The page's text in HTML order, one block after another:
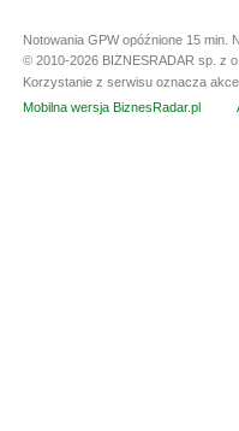
Notowania GPW opóźnione 15 min.
© 2010-2026 BIZNESRADAR sp. z
Korzystanie z serwisu oznacza
Mobilna wersja BiznesRadar.pl